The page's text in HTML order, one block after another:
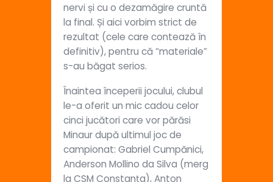
nervi și cu o dezamăgire cruntă
la final. Și aici vorbim strict de
rezultat (cele care contează în
definitiv), pentru că “materiale”
s-au băgat serios.
Înaintea începerii jocului, clubul
le-a oferit un mic cadou celor
cinci jucători care vor părăsi
Minaur după ultimul joc de
campionat: Gabriel Cumpănici,
Anderson Mollino da Silva (merg
la CSM Constanța), Anton